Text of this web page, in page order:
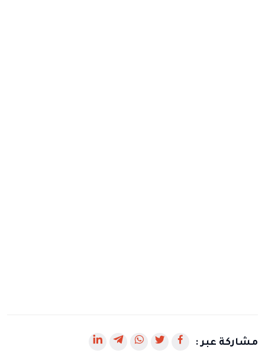
مشاركة عبر :
رابط رابطرابطرابطرابط